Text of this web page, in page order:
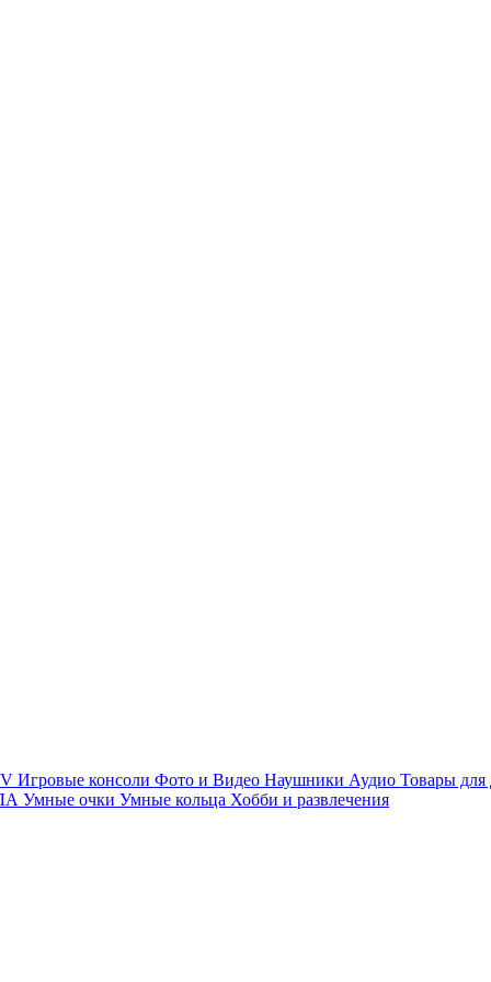
Игровые консоли Фото и Видео Наушники Аудио Товары для
Умные очки Умные кольца Хобби и развлечения